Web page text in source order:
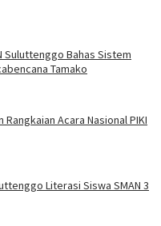
Suluttenggo Bahas Sistem
Tamako
Rangkaian Acara Nasional PIKI
Literasi Siswa SMAN 3